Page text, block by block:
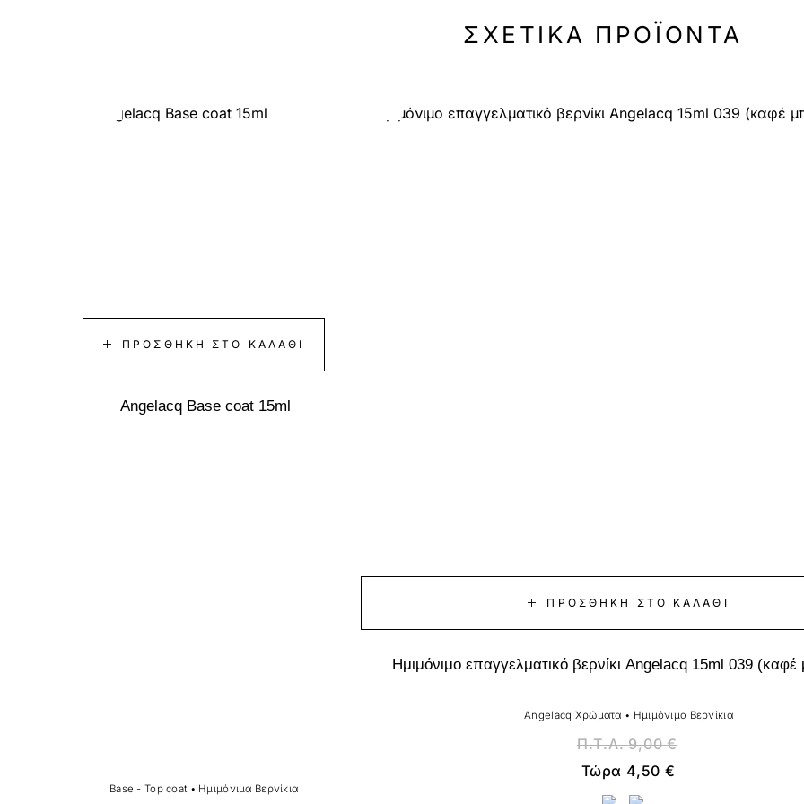
ΣΧΕΤΙΚΆ ΠΡΟΪΌΝΤΑ
ΠΡΟΣΘΉΚΗ ΣΤΟ ΚΑΛΆΘΙ
Angelacq Base coat 15ml
Base - Top coat • Ημιμόνιμα Βερνίκια
ΠΡΟΣΘΉΚΗ ΣΤΟ ΚΑΛΆΘΙ
Ημιμόνιμο επαγγελματικό βερνίκι Angelacq 15ml 039
Angelacq Χρώματα • Ημιμόνιμα Βερνίκια
Π.Τ.Λ.9,00€
Τώρα 4,50€